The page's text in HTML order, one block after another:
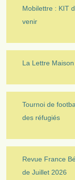
Mobilettre : KIT
venir
La Lettre
Tournoi de
des réfugiés
Revue France
de Juillet 2026